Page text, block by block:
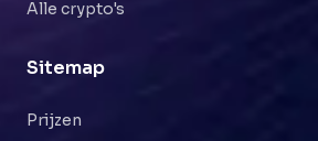
Alle crypto's
Sitemap
Prijzen